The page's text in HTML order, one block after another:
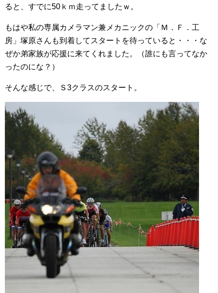
ると、すでに50ｋｍ走ってましたｗ。
もはや私の専属カメラマン兼メカニックの「Ｍ．Ｆ．工
房」塚原さんも到着してスタートを待っていると・・・な
ぜか弟家族が応援に来てくれました。（誰にも言ってなか
ったのにな？）
そんな感じで、Ｓ3クラスのスタート。